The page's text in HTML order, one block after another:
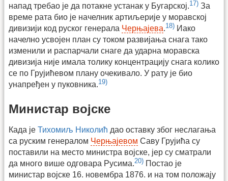
напад требао је да потакне устанак у Бугарској.17) За
време рата био је начелник артиљерије у моравској
дивизији код руског генерала Черњајева.18) Иако
начелно усвојен план су током развијања снага тако
изменили и распарчали снаге да ударна моравска
дивизија није имала толику концентрацију снага колико
се по Грујићевом плану очекивало. У рату је био
унапређен у пуковника.19)
Министар војске
Када је Тихомиљ Николић дао оставку због неслагања
са руским генералом Черњајевом Саву Грујића су
поставили на место министра војске, јер су сматрали
да много више одговара Русима.20) Постао је
министар војске 16. новембра 1876. и на том положају